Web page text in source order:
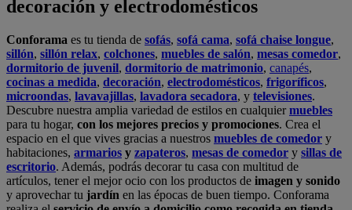
decoración y electrodomésticos
Conforama es tu tienda de sofás, sofá cama, sofá chaise longue,
sillón, sillón relax, colchones, muebles de salón, mesas comedor,
dormitorio de juvenil, dormitorio de matrimonio, canapés,
cocinas a medida, decoración, electrodomésticos, frigoríficos,
microondas, lavavajillas, lavadora secadora, y televisiones.
Descubre nuestra amplia variedad de estilos en cualquiermuebles
para tu hogar, con los mejores precios y promociones. Crea el
espacio en el que vives gracias a nuestros muebles de comedor y
habitaciones, armarios y zapateros, mesas de comedor y sillas de
escritorio. Además, podrás decorar tu casa con multitud de
artículos, tener el mejor ocio con los productos de imagen y sonido
y aprovechar tu jardín en las épocas de buen tiempo. Conforama